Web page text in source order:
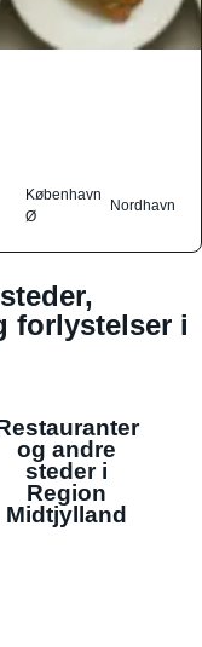
København
Ø
Nordhavn
forlystelser i
og andre
steder i
Region
Midtjylland